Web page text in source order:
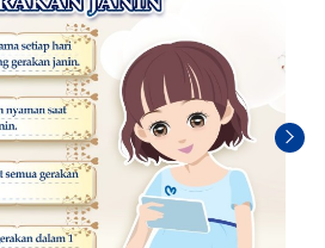
Berik
utny